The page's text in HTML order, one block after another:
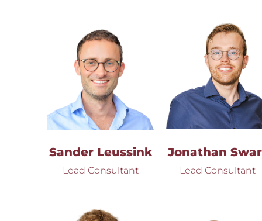
Sander Leussink
Lead Consultant
Jonathan
Lead Consultant